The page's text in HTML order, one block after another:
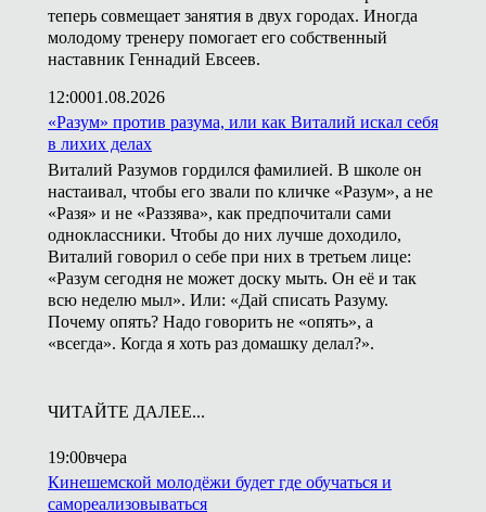
теперь совмещает занятия в двух городах. Иногда
молодому тренеру помогает его собственный
наставник Геннадий Евсеев.
12:0001.08.2026
«Разум» против разума, или как Виталий искал себя
в лихих делах
Виталий Разумов гордился фамилией. В школе он
настаивал, чтобы его звали по кличке «Разум», а не
«Разя» и не «Раззява», как предпочитали сами
одноклассники. Чтобы до них лучше доходило,
Виталий говорил о себе при них в третьем лице:
«Разум сегодня не может доску мыть. Он её и так
всю неделю мыл». Или: «Дай списать Разуму.
Почему опять? Надо говорить не «опять», а
«всегда». Когда я хоть раз домашку делал?».
ЧИТАЙТЕ ДАЛЕЕ...
19:00вчера
Кинешемской молодёжи будет где обучаться и
самореализовываться